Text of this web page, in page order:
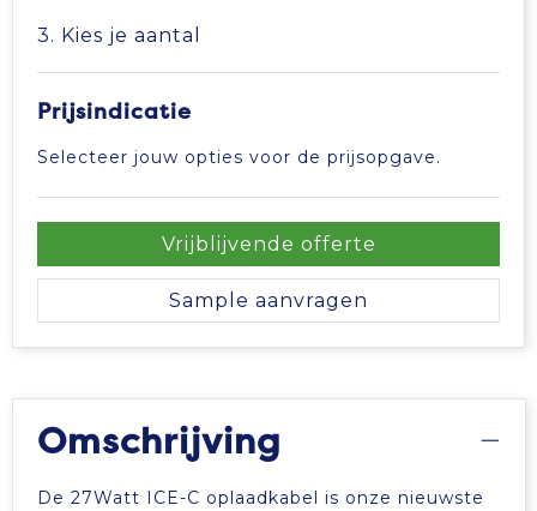
3. Kies je aantal
Prijsindicatie
Selecteer jouw opties voor de prijsopgave.
Vrijblijvende offerte
Sample aanvragen
Omschrijving
De 27Watt ICE-C oplaadkabel is onze nieuwste